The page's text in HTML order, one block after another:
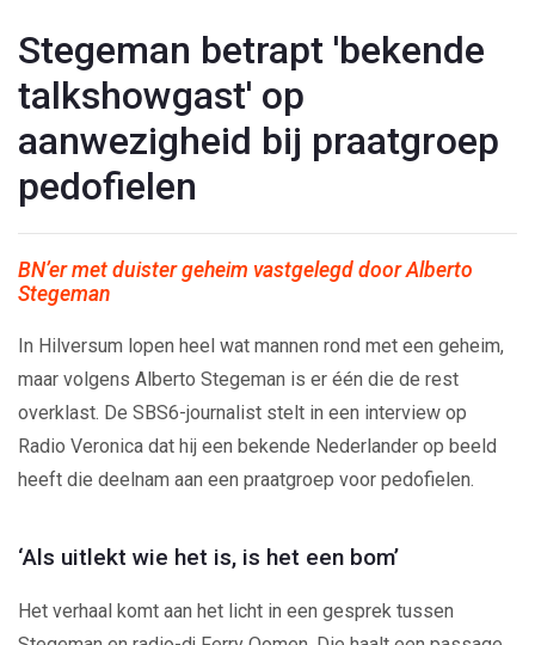
Stegeman betrapt 'bekende
talkshowgast' op
aanwezigheid bij praatgroep
pedofielen
BN’er met duister geheim vastgelegd door Alberto
Stegeman
In Hilversum lopen heel wat mannen rond met een geheim,
maar volgens Alberto Stegeman is er één die de rest
overklast. De SBS6-journalist stelt in een interview op
Radio Veronica dat hij een bekende Nederlander op beeld
heeft die deelnam aan een praatgroep voor pedofielen.
‘Als uitlekt wie het is, is het een bom’
Het verhaal komt aan het licht in een gesprek tussen